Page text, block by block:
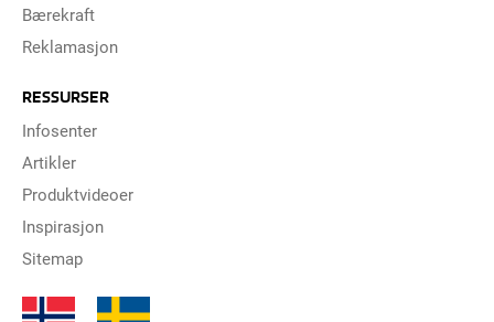
Bærekraft
Reklamasjon
RESSURSER
Infosenter
Artikler
Produktvideoer
Inspirasjon
Sitemap